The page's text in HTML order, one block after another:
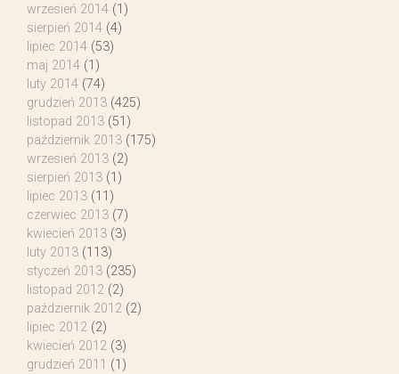
wrzesień 2014 (1)
sierpień 2014 (4)
lipiec 2014 (53)
maj 2014 (1)
luty 2014 (74)
grudzień 2013 (425)
listopad 2013 (51)
październik 2013 (175)
wrzesień 2013 (2)
sierpień 2013 (1)
lipiec 2013 (11)
czerwiec 2013 (7)
kwiecień 2013 (3)
luty 2013 (113)
styczeń 2013 (235)
listopad 2012 (2)
październik 2012 (2)
lipiec 2012 (2)
kwiecień 2012 (3)
grudzień 2011 (1)